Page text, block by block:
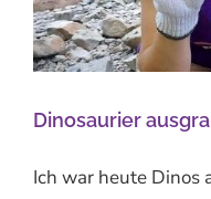
Dinosaurier
Ich war heute Dinos